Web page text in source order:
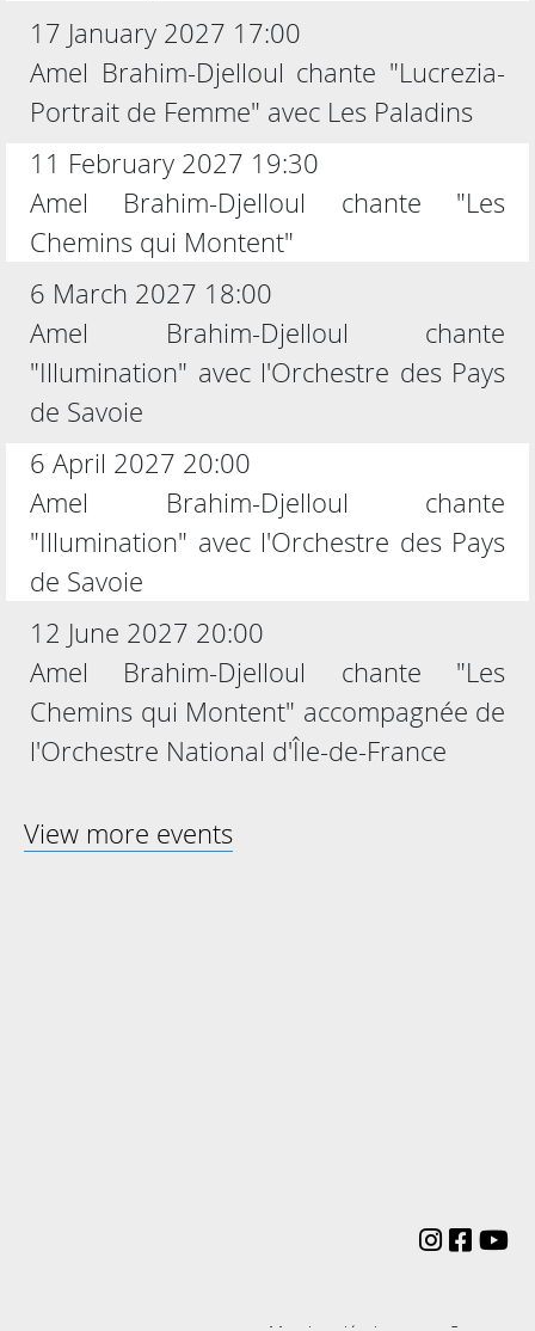
17 January 2027 17:00
Amel Brahim-Djelloul chante "Lucrezia-
Portrait de Femme" avec Les Paladins
11 February 2027 19:30
Amel Brahim-Djelloul chante "Les
Chemins qui Montent"
6 March 2027 18:00
Amel Brahim-Djelloul chante
"Illumination" avec l'Orchestre des Pays
de Savoie
6 April 2027 20:00
Amel Brahim-Djelloul chante
"Illumination" avec l'Orchestre des Pays
de Savoie
12 June 2027 20:00
Amel Brahim-Djelloul chante "Les
Chemins qui Montent" accompagnée de
l'Orchestre National d'Île-de-France
View more events